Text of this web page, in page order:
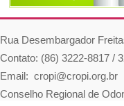
Rua Desembargador
Contato: (86) 3222-8817 /
Email: cropi@cropi.org.br
Conselho Regional de